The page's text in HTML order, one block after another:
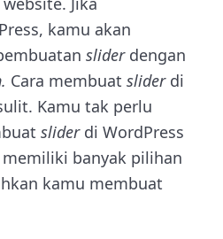
kamu akan
slider dengan
Cara membuat slider di
Kamu tak perlu
slider di WordPress
banyak pilihan
kamu membuat